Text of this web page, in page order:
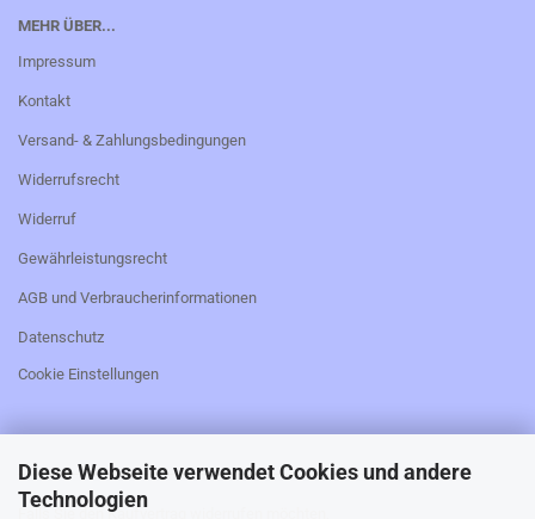
Diese Webseite verwendet Cookies und andere
Technologien
MEHR ÜBER...
Impressum
Kontakt
Versand- & Zahlungsbedingungen
Widerrufsrecht
Widerruf
Gewährleistungsrecht
AGB und Verbraucherinformationen
Datenschutz
Cookie Einstellungen
_________________________________________________
Falls Sie den Kaufvertrag widerrufen möchten,